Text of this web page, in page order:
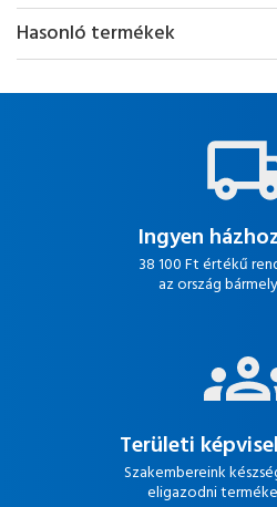
Hasonló termékek
Ingyen
38 100 Ft értékű
az ország
Területi
Szakembereink
eligazodni